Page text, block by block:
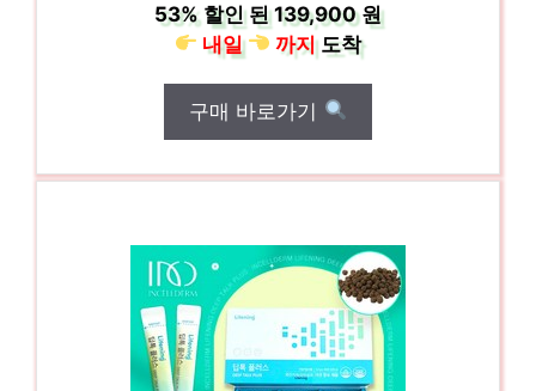
53% 할인 된139,900 원
내일
까지도착
구매 바로가기